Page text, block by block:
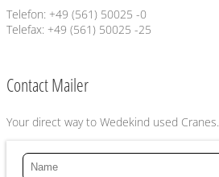
Telefon: +49 (561) 50025 -0
Telefax: +49 (561) 50025 -25
Contact Mailer
Your direct way to Wedekind used Cranes.